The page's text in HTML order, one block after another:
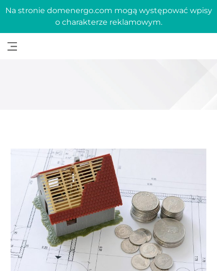
Na stronie domenergo.com mogą występować wpisy
o charakterze reklamowym.